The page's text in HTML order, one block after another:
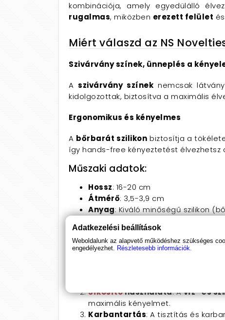
kombinációja, amely egyedülálló
rugalmas, miközben erezett felület és
Miért válaszd az NS
Szivárvány színek, ünneplés a
Aszivárvány színek nemcsak
kidolgozottak, biztosítva a maximális
Ergonomikus és kényelmes
A bőrbarát szilikon biztosítja a
így hands-free kényeztetést élvezhetsz
Műszaki adatok:
Hossz: 16-20 cm
Átmérő: 3,5-3,9 cm
Anyag: Kiváló minőségű szilikon
Speciális jellemzők
Használati javaslatok:
Síkosítóhasználata: Avíz- és
maximális kényelmet.
Karbantartás: A tisztítás és
Adatkezelési beállítások
Weboldalunk az alapvető működéshez szükséges
engedélyezhet. Részletesebb információk.